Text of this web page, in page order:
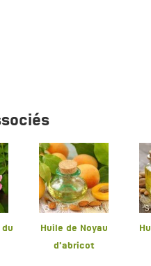
du
Huile de Noyau
d'abricot